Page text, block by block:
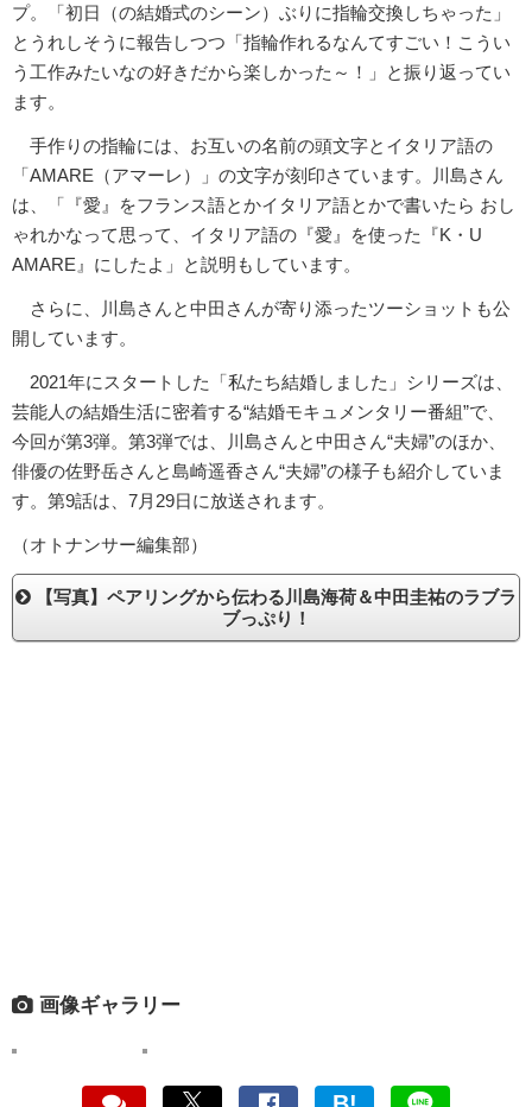
プ。「初日（の結婚式のシーン）ぶりに指輪交換しちゃった」
とうれしそうに報告しつつ「指輪作れるなんてすごい！こうい
う工作みたいなの好きだから楽しかった～！」と振り返ってい
ます。
手作りの指輪には、お互いの名前の頭文字とイタリア語の
「AMARE（アマーレ）」の文字が刻印さています。川島さん
は、「『愛』をフランス語とかイタリア語とかで書いたら おし
ゃれかなって思って、イタリア語の『愛』を使った『K・U
AMARE』にしたよ」と説明もしています。
さらに、川島さんと中田さんが寄り添ったツーショットも公
開しています。
2021年にスタートした「私たち結婚しました」シリーズは、
芸能人の結婚生活に密着する“結婚モキュメンタリー番組”で、
今回が第3弾。第3弾では、川島さんと中田さん“夫婦”のほか、
俳優の佐野岳さんと島崎遥香さん“夫婦”の様子も紹介していま
す。第9話は、7月29日に放送されます。
（オトナンサー編集部）
【写真】ペアリングから伝わる川島海荷＆中田圭祐のラブラ
ブっぷり！
画像ギャラリー